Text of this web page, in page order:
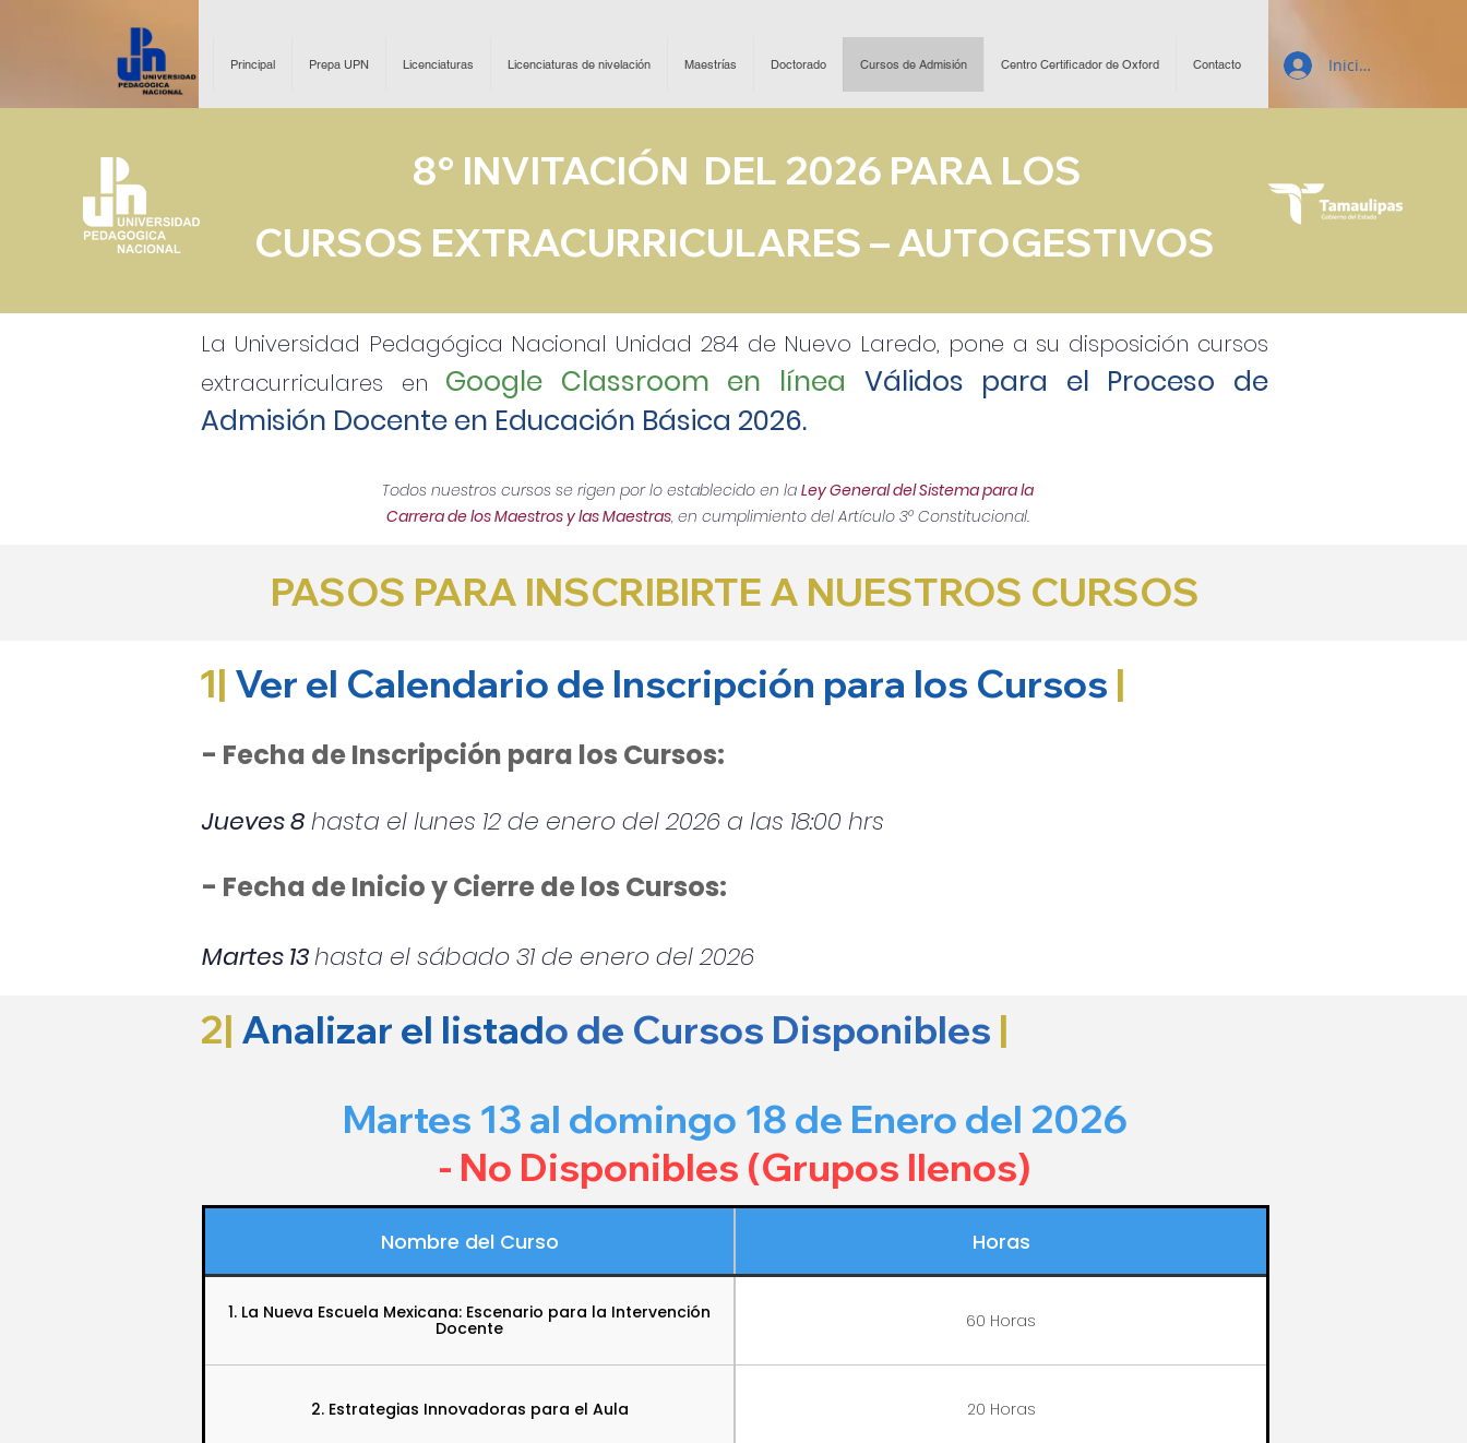
Principal Prepa UPN Licenciaturas Licenciaturas de nivelación Maestrías Doctorado Cursos de Admisión Centro Certificador de Oxford Contacto Inicio de sesión
8° INVITACIÓN DEL 2026 PARA LOS
CURSOS EXTRACURRICULARES – AUTOGESTIVOS
La Universidad Pedagógica Nacional Unidad 284 de Nuevo Laredo, pone a su disposición cursos
extracurriculares en Google Classroom en línea Válidos para el Proceso de
Admisión Docente en Educación Básica 2026.
Todos nuestros cursos se rigen por lo establecido en la Ley General del Sistema para la
Carrera de los Maestros y las Maestras,en cumplimiento del Artículo 3° Constitucional.
PASOS PARA INSCRIBIRTE A NUESTROS CURSOS
1| Ver el Calendario de Inscripción para los Cursos |
- Fecha de Inscripción para los Cursos:
Jueves 8hasta el lunes 12 de enero del 2026 a las 18:00 hrs
- Fecha de Inicio y Cierre de los Cursos:
Martes 13hasta el sábado 31 de enero del 2026
2| Analizar el listado de Cursos Disponibles |
Martes 13 al domingo 18 de Enero del 2026
- No Disponibles (Grupos llenos)
Nombre del Curso Horas
1. La Nueva Escuela Mexicana: Escenario para la Intervención
Docente 60 Horas
2. Estrategias Innovadoras para el Aula 20 Horas